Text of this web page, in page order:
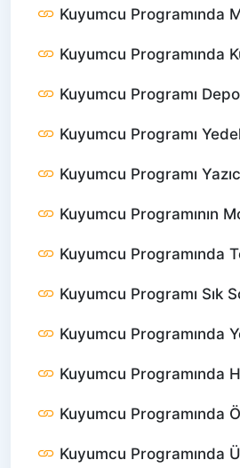
Kuyumcu Programında
Kuyumcu Programında
Kuyumcu Programı
Kuyumcu Programı
Kuyumcu Programı
Kuyumcu Programının
Kuyumcu Programında
Kuyumcu Programı Sık
Kuyumcu Programında
Kuyumcu Programında
Kuyumcu Programında
Kuyumcu Programında